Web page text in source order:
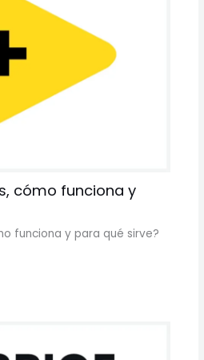
cómo funciona y
funciona y para qué sirve?